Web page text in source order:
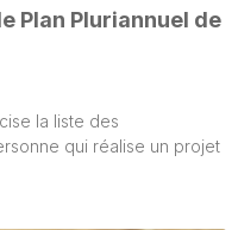
Plan Pluriannuel de
la liste des
qui réalise un projet